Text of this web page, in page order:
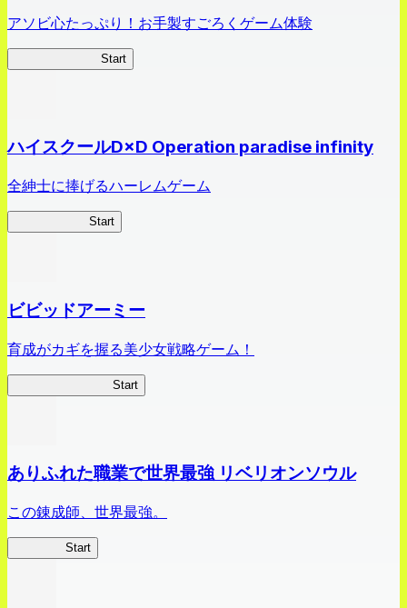
アソビ心たっぷり！お手製すごろくゲーム体験
Start
ハイスクールD×D Operation paradise infinity
全紳士に捧げるハーレムゲーム
Start
ビビッドアーミー
育成がカギを握る美少女戦略ゲーム！
Start
ありふれた職業で世界最強 リベリオンソウル
この錬成師、世界最強。
Start